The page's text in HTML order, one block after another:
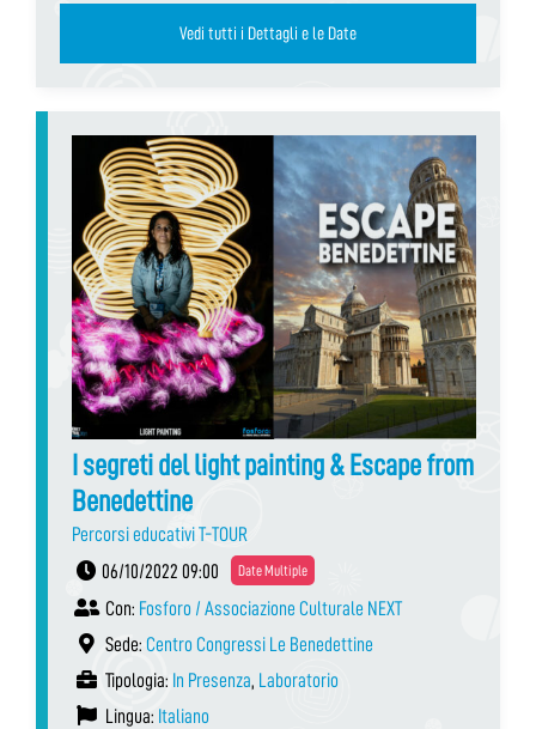
Vedi tutti i Dettagli e le Date
I segreti del light painting & Escape from
Benedettine
Percorsi educativi T-TOUR
06/10/2022 09:00
Date Multiple
Con: Fosforo / Associazione Culturale NEXT
Sede: Centro Congressi Le Benedettine
Tipologia: In Presenza, Laboratorio
Lingua: Italiano